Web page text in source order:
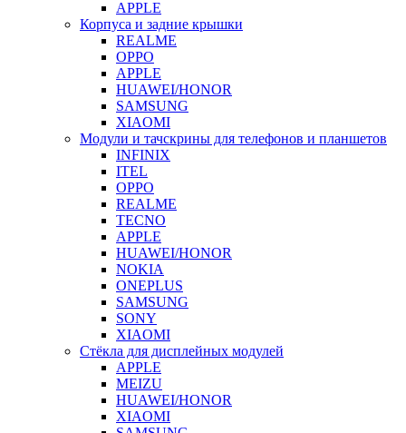
APPLE
Корпуса и задние крышки
REALME
OPPO
APPLE
HUAWEI/HONOR
SAMSUNG
XIAOMI
Модули и тачскрины для телефонов и планшетов
INFINIX
ITEL
OPPO
REALME
TECNO
APPLE
HUAWEI/HONOR
NOKIA
ONEPLUS
SAMSUNG
SONY
XIAOMI
Стёкла для дисплейных модулей
APPLE
MEIZU
HUAWEI/HONOR
XIAOMI